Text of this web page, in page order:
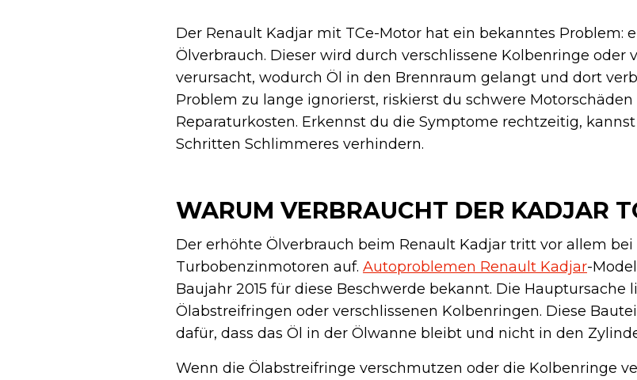
Der Renault Kadjar mit TCe-Motor hat ein bekanntes Problem:
Ölverbrauch. Dieser wird durch verschlissene Kolbenringe oder
verursacht, wodurch Öl in den Brennraum gelangt und dort
Problem zu lange ignorierst, riskierst du schwere
Reparaturkosten. Erkennst du die Symptome rechtzeitig,
Schritten Schlimmeres verhindern.
WARUM VERBRAUCHT DER KADJAR
Der erhöhte Ölverbrauch beim Renault Kadjar tritt vor allem bei
Turbobenzinmotoren auf. Autoproblemen Renault Kadjar-
Baujahr 2015 für diese Beschwerde bekannt. Die Hauptursache
Ölabstreifringen oder verschlissenen Kolbenringen. Diese
dafür, dass das Öl in der Ölwanne bleibt und nicht in den
Wenn die Ölabstreifringe verschmutzen oder die Kolbenringe